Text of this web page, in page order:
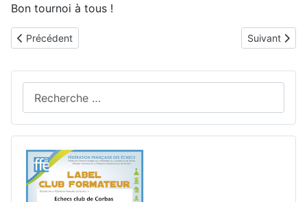
Bon tournoi à tous !
Article précédent : Au Cap d’Agde, certains ont franchi … un cap
Précédent Article
Suivant